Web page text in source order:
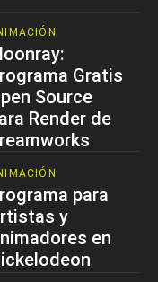
Gratis
Source
Render de
para
y
en